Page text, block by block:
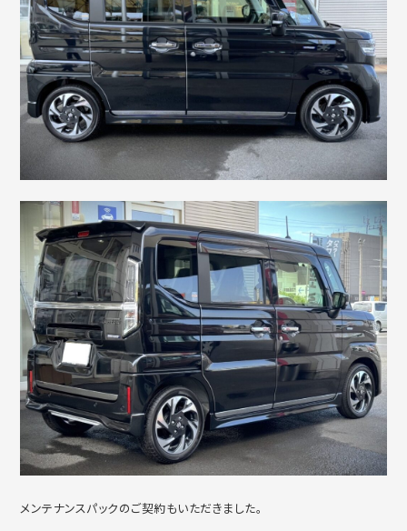
メンテナンスパックのご契約もいただきました。